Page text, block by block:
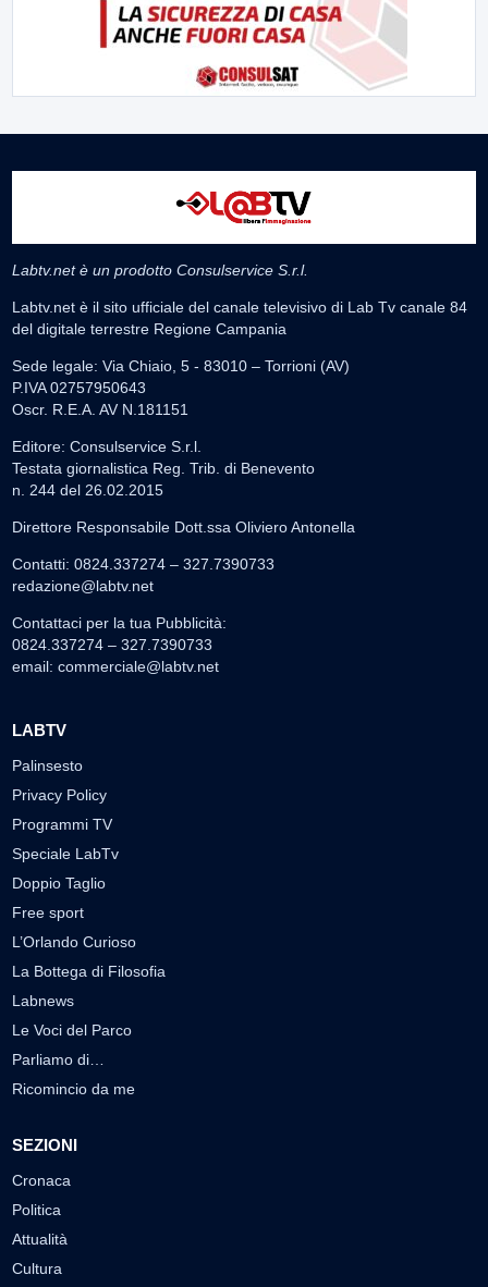
Labtv.net è un prodotto Consulservice S.r.l.
Labtv.net è il sito ufficiale del canale televisivo di Lab Tv canale 84
del digitale terrestre Regione Campania
Sede legale: Via Chiaio, 5 - 83010 – Torrioni (AV)
P.IVA 02757950643
Oscr. R.E.A. AV N.181151
Editore: Consulservice S.r.l.
Testata giornalistica Reg. Trib. di Benevento
n. 244 del 26.02.2015
Direttore Responsabile Dott.ssa Oliviero Antonella
Contatti: 0824.337274 – 327.7390733
redazione@labtv.net
Contattaci per la tua Pubblicità:
0824.337274 – 327.7390733
email: commerciale@labtv.net
LABTV
Palinsesto
Privacy Policy
Programmi TV
Speciale LabTv
Doppio Taglio
Free sport
L’Orlando Curioso
La Bottega di Filosofia
Labnews
Le Voci del Parco
Parliamo di…
Ricomincio da me
SEZIONI
Cronaca
Politica
Attualità
Cultura